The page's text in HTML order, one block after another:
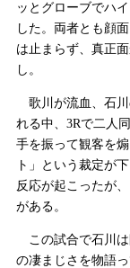
ッとグローブでハ
した。両者とも顔
は止まらず、真正
し。
歌川が流血、石川
れる中、3Rで二人
手を振って観客を
ト」という裁定が
反応が起こったが
がある。
この試合で石川は
の凄まじさを物語